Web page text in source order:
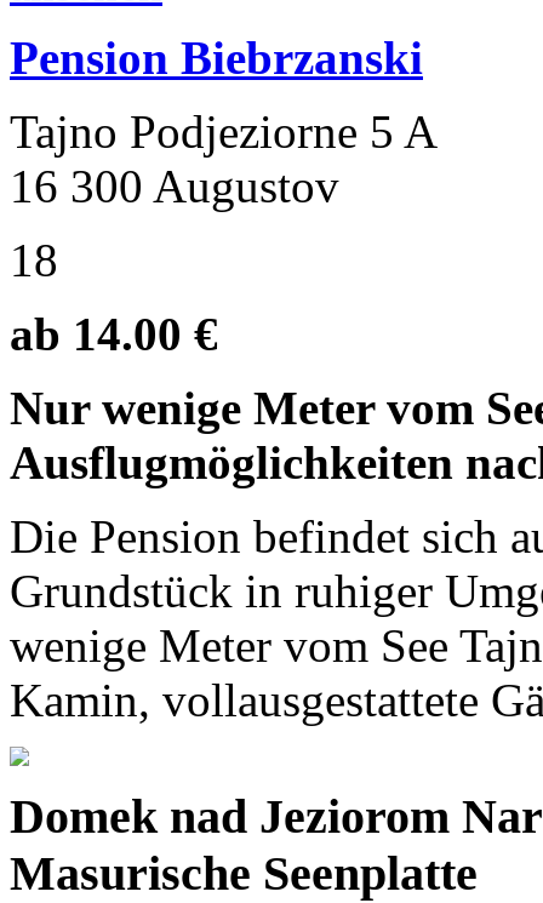
Pension Biebrzanski
Tajno Podjeziorne 5 A
16 300 Augustov
18
ab 14.00 €
Nur wenige Meter vom
Ausflugmöglichkeiten
Die Pension befindet sich
Grundstück in ruhiger
wenige Meter vom See
Kamin, vollausgestattete
Domek nad Jeziorom
Masurische Seenplatte